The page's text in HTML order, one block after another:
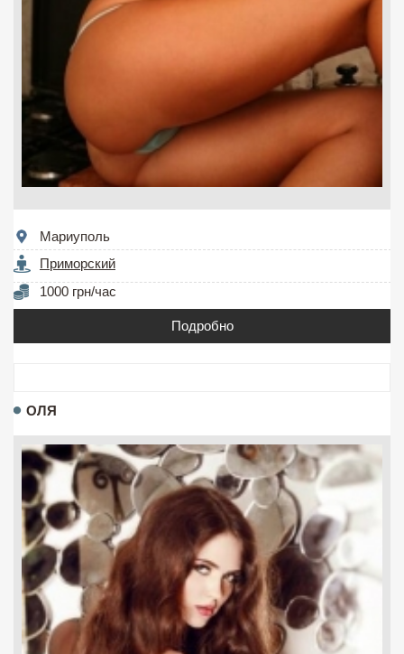
Мариуполь
Приморский
1000 грн/час
Подробно
ОЛЯ